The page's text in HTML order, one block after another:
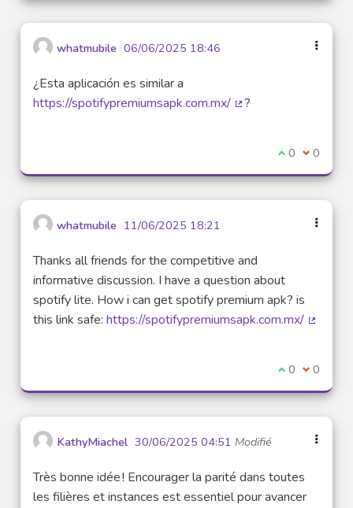
whatmubile 06/06/2025 18:46
¿Esta aplicación es similar a
https://spotifypremiumsapk.com.mx/
?
Je suis
0 Je ne
0
whatmubile 11/06/2025 18:21
Thanks all friends for the competitive and
informative discussion. I have a question about
spotify lite. How i can get spotify premium apk? is
this link safe: https://spotifypremiumsapk.com.mx/
Je suis
0 Je ne
0
KathyMiachel 30/06/2025 04:51 Modifié
Très bonne idée ! Encourager la parité dans toutes
les filières et instances est essentiel pour avancer